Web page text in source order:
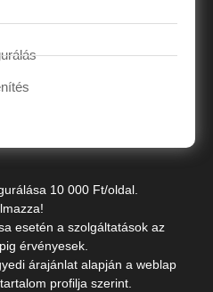
10 000 Ft/oldal.
esetén a szolgáltatások az
érvényesek.
árajánlat alapján a weblap
profilja szerint.